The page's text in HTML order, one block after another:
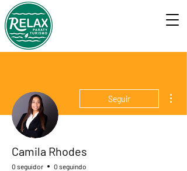
Seguir
Camila Rhodes
0 seguidor 0 seguindo